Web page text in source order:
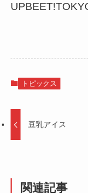
トピックス
豆乳アイス
関連記事